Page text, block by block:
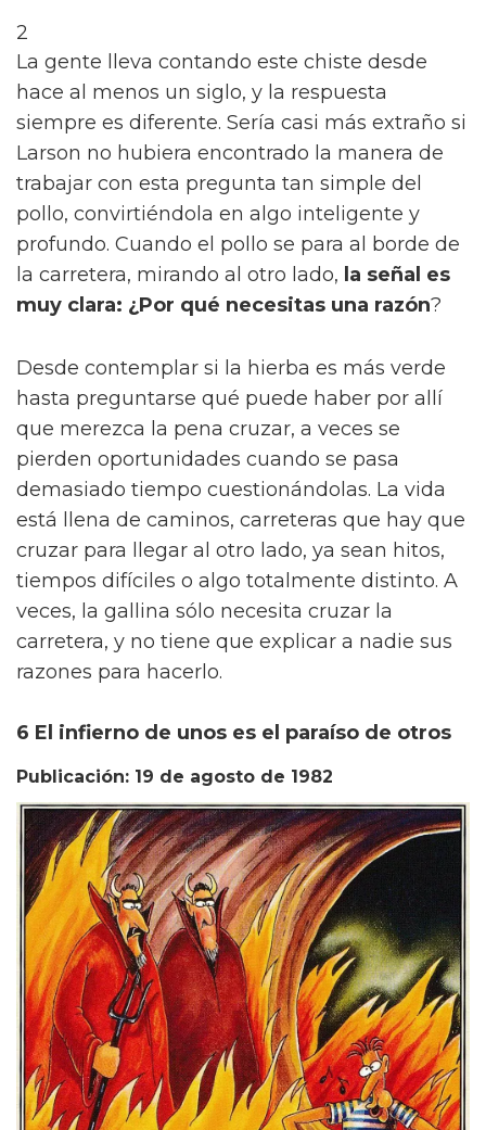
2
La gente lleva contando este chiste desde
hace al menos un siglo, y la respuesta
siempre es diferente. Sería casi más extraño si
Larson no hubiera encontrado la manera de
trabajar con esta pregunta tan simple del
pollo, convirtiéndola en algo inteligente y
profundo. Cuando el pollo se para al borde de
la carretera, mirando al otro lado, la señal es
muy clara: ¿Por qué necesitas una razón?
Desde contemplar si la hierba es más verde
hasta preguntarse qué puede haber por allí
que merezca la pena cruzar, a veces se
pierden oportunidades cuando se pasa
demasiado tiempo cuestionándolas. La vida
está llena de caminos, carreteras que hay que
cruzar para llegar al otro lado, ya sean hitos,
tiempos difíciles o algo totalmente distinto. A
veces, la gallina sólo necesita cruzar la
carretera, y no tiene que explicar a nadie sus
razones para hacerlo.
6 El infierno de unos es el paraíso de otros
Publicación: 19 de agosto de 1982